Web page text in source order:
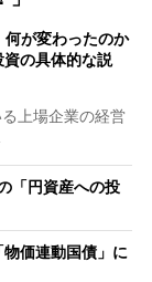
が変わったのか
の具体的な説
上場企業の経営
「円資産への投
価連動国債」に